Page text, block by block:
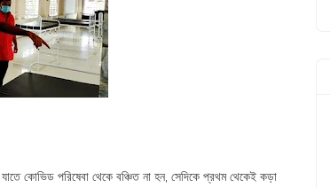
যাতে কোভিড পরিষেবা থেকে বঞ্চিত না হন, সেদিকে প্রথম থেকেই কড়া